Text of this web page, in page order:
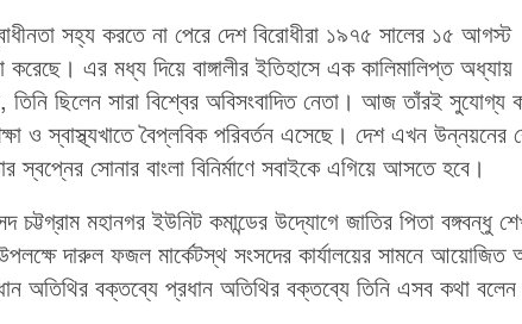
সহ্য করতে না পেরে দেশ বিরোধীরা ১৯৭৫ সালের ১৫ আগস্ট
করেছে। এর মধ্য দিয়ে বাঙ্গালীর ইতিহাসে এক কালিমালিপ্ত অধ্যায়
তিনি ছিলেন সারা বিশ্বের অবিসংবাদিত নেতা। আজ তাঁরই সুযোগ্য
ও স্বাস্থ্যখাতে বৈপ্লবিক পরিবর্তন এসেছে। দেশ এখন উন্নয়নের
সোনার বাংলা বিনির্মাণে সবাইকে এগিয়ে আসতে হবে।
মহানগর ইউনিট কমান্ডের উদ্যোগে জাতির পিতা বঙ্গবন্ধু
দারুল ফজল মার্কেটস্থ সংসদের কার্যালয়ের সামনে আয়োজিত
অতিথির বক্তব্যে প্রধান অতিথির বক্তব্যে তিনি এসব কথা